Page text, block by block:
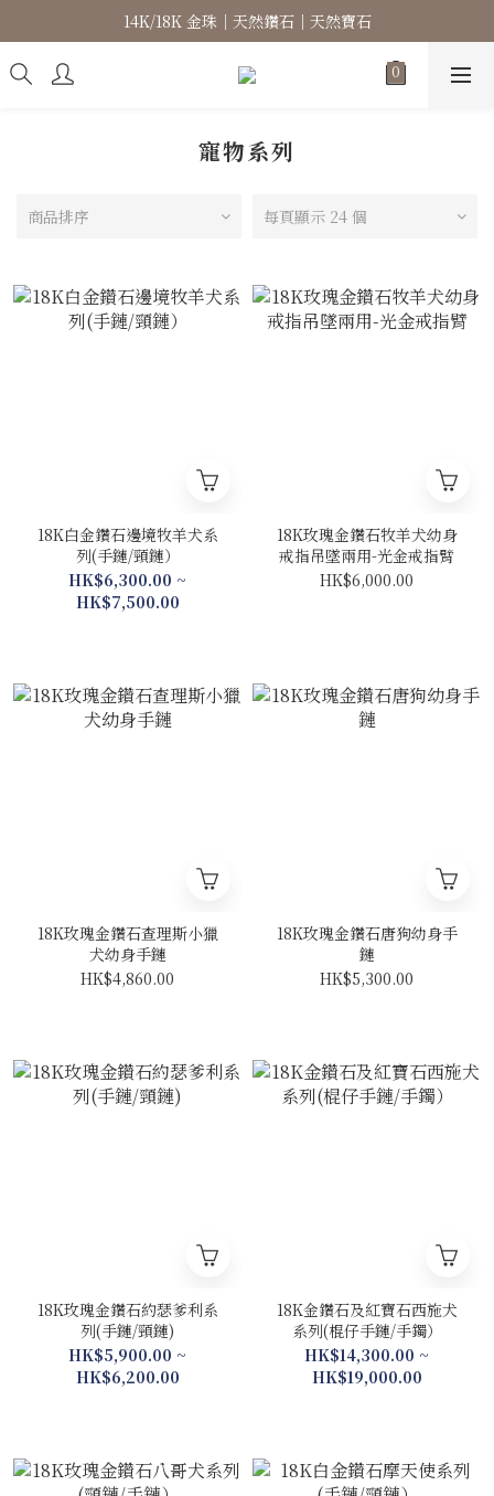
高級珠寶｜專屬訂製｜珠寶維修
14K/18K 金珠｜天然鑽石｜天然寶石
高級珠寶｜專屬訂製｜珠寶維修
寵物系列
商品排序 每頁顯示 24 個
18K白金鑽石邊境牧羊犬系
列(手鏈/頸鏈）
HK$6,300.00 ~
HK$7,500.00
18K玫瑰金鑽石牧羊犬幼身
戒指吊墜兩用-光金戒指臂
HK$6,000.00
18K玫瑰金鑽石查理斯小獵
犬幼身手鏈
HK$4,860.00
18K玫瑰金鑽石唐狗幼身手
鏈
HK$5,300.00
18K玫瑰金鑽石約瑟爹利系
列(手鏈/頸鏈)
HK$5,900.00 ~
HK$6,200.00
18K金鑽石及紅寶石西施犬
系列(棍仔手鏈/手鐲）
HK$14,300.00 ~
HK$19,000.00